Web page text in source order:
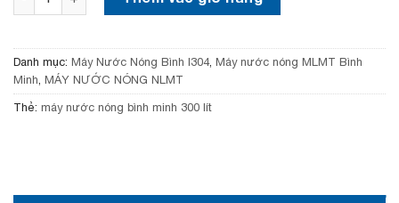
.
5
0
0
0
₫
Danh mục: Máy Nước Nóng Bình I304, Máy nước nóng MLMT Bình
Minh MÁY NƯỚC NÓNG NLMT
Thẻ: máy nước nóng bình minh 300 lít